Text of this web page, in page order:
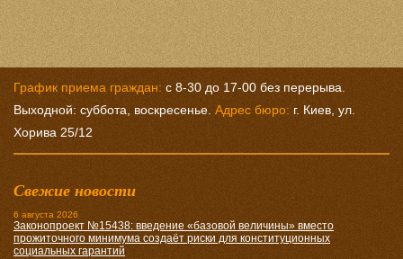
График приема граждан: с 8-30 до 17-00 без перерыва.
Выходной: суббота, воскресенье. Адрес бюро: г. Киев, ул.
Хорива 25/12
Свежие новости
6 августа 2026
Законопроект №15438: введение «базовой величины» вместо
прожиточного минимума создаёт риски для конституционных
социальных гарантий